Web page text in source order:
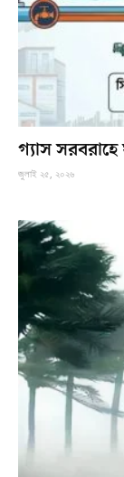
গ্যাস
জুলাই ২৫, ২০২৬